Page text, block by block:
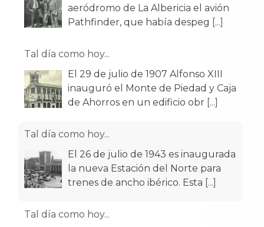
aeródromo de La Albericia el avión
Pathfinder, que había despeg [...]
Tal día como hoy...
El 29 de julio de 1907 Alfonso XIII
inauguró el Monte de Piedad y Caja
de Ahorros en un edificio obr [...]
Tal día como hoy...
El 26 de julio de 1943 es inaugurada
la nueva Estación del Norte para
trenes de ancho ibérico. Esta [...]
Tal día como hoy...